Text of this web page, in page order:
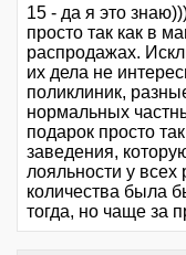
15 - да я это
просто так как в
распродажах.
их дела не
поликлиник,
нормальных
подарок просто
заведения,
лояльности у
количества была
тогда, но чаще за